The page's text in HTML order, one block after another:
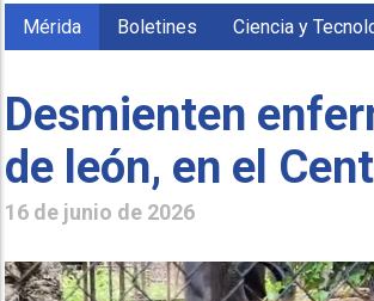
Mérida Boletines Ciencia y
Desmienten
de león, en el
16 de junio de 2026